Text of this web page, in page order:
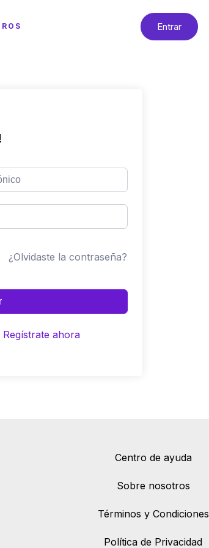
Entrar
¿Olvidaste la contraseña?
Regístrate ahora
Centro de ayuda
Sobre nosotros
Términos y Condiciones
Política de Privacidad